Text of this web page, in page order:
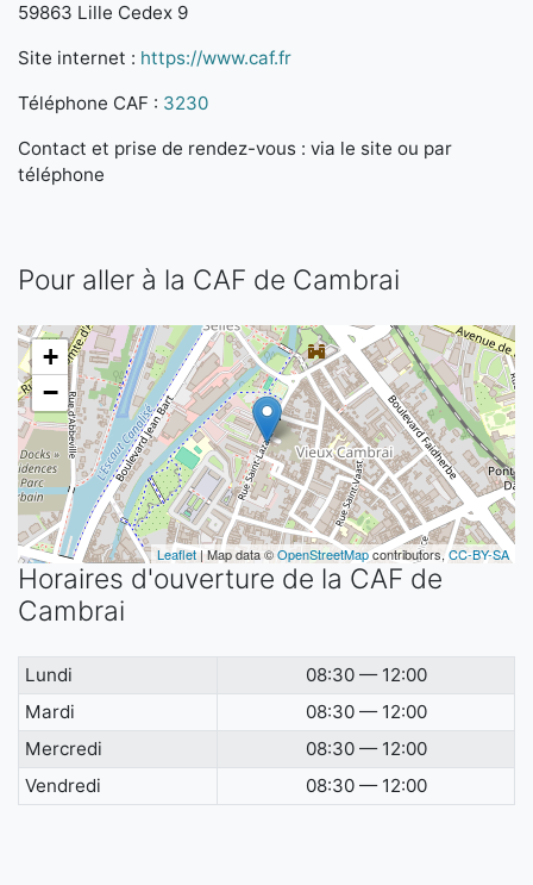
59863 Lille Cedex 9
Site internet : https://www.caf.fr
Téléphone CAF : 3230
Contact et prise de rendez-vous : via le site ou par
téléphone
Pour aller à la CAF de Cambrai
+
−
Leaflet| Map data ©OpenStreetMapcontributors,CC-BY-SA
Horaires d'ouverture de la CAF de
Cambrai
Lundi
08:30 — 12:00
Mardi
08:30 — 12:00
Mercredi
08:30 — 12:00
Vendredi
08:30 — 12:00